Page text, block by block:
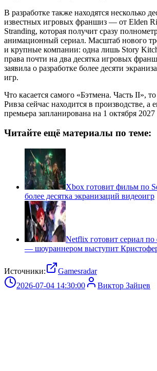
В разработке также находятся несколько
известных игровых франшиз — от Elden
Stranding, которая получит сразу
анимационный сериал. Масштаб нового
и крупные компании: одна лишь Story
права почти на два десятка игровых
заявила о разработке более десяти
игр.
Что касается самого «Бэтмена. Часть II»,
Ривза сейчас находится в производстве, а
премьера запланирована на 1 октября 2027
Читайте ещё материалы по теме:
Xbox готовит фильм по
более десятка экранизаций видеоигр
Netflix готовит сериал по
— шоураннером выступит
Источники:
Gamesradar
2026-07-04 14:30:00
Виктор Зайцев